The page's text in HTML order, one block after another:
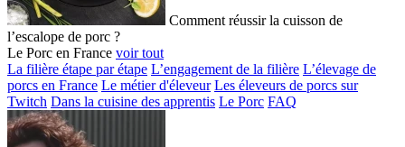
Comment réussir la cuisson de
l’escalope de porc ?
Le Porc en France voir tout
La filière étape par étape L’engagement de la filière L’élevage de
porcs en France Le métier d'éleveur Les éleveurs de porcs sur
Twitch Dans la cuisine des apprentis Le Porc FAQ